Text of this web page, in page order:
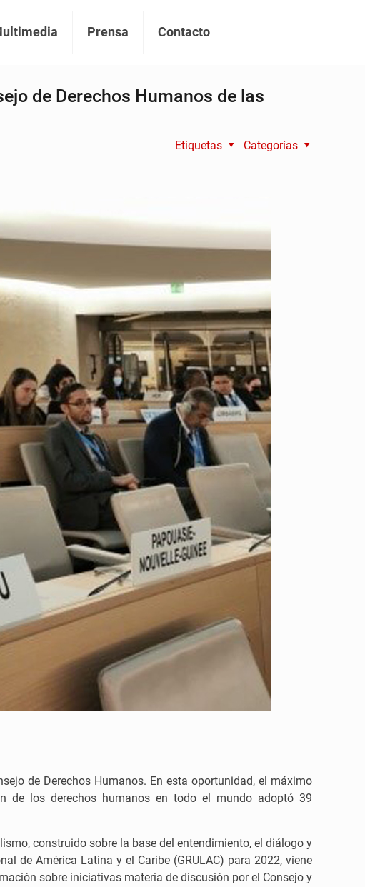
Prensa Contacto
de Derechos Humanos de las
Categorías
Etiquetas
de Derechos Humanos. En esta oportunidad, el máximo
de los derechos humanos en todo el mundo adoptó 39
construido sobre la base del entendimiento, el diálogo y
de América Latina y el Caribe (GRULAC) para 2022, viene
sobre iniciativas materia de discusión por el Consejo y